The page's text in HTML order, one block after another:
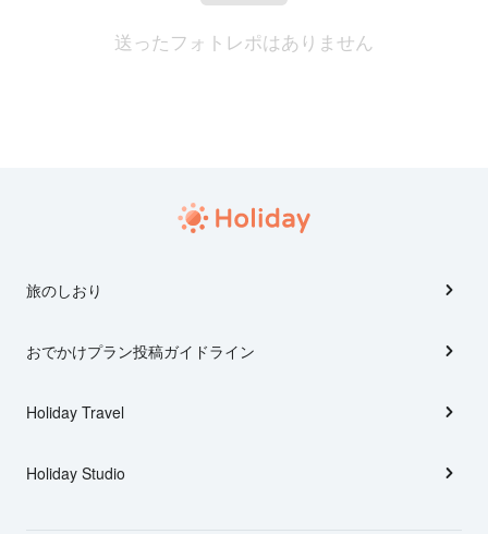
送ったフォトレポはありません
旅のしおり
おでかけプラン投稿ガイドライン
Holiday Travel
Holiday Studio